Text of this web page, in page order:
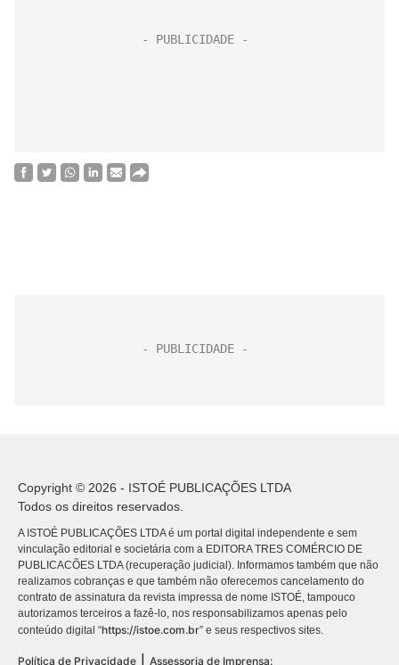
Copyright © 2026 - ISTOÉ PUBLICAÇÕES LTDA
Todos os direitos reservados.
A ISTOÉ PUBLICAÇÕES LTDA é um portal digital independente e sem
vinculação editorial e societária com a EDITORA TRES COMÉRCIO DE
PUBLICACÕES LTDA (recuperação judicial). Informamos também que não
realizamos cobranças e que também não oferecemos cancelamento do
contrato de assinatura da revista impressa de nome ISTOÉ, tampouco
autorizamos terceiros a fazê-lo, nos responsabilizamos apenas pelo
conteúdo digital “https://istoe.com.br” e seus respectivos sites.
Política de Privacidade Assessoria de Imprensa: